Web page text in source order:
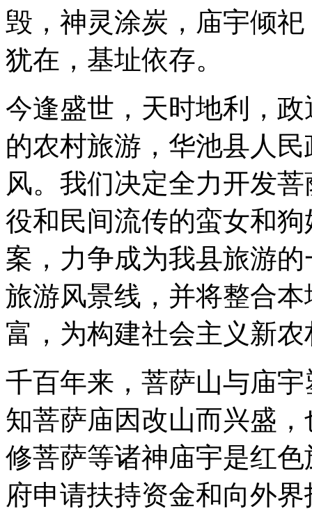
毁，神灵涂炭，庙宇倾
犹在，基址依存。
今逢盛世，天时地利，
的农村旅游，华池县人
风。我们决定全力开发
役和民间流传的蛮女和
案，力争成为我县旅游
旅游风景线，并将整合
富，为构建社会主义新
千百年来，菩萨山与庙
知菩萨庙因改山而兴盛
修菩萨等诸神庙宇是红
府申请扶持资金和向外